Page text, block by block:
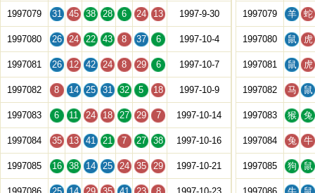
1997079 31 45 38 28 6 24 13 1997-9-30
1997080 26 24 22 43 8 37 6 1997-10-4
1997081 26 12 42 24 8 29 6 1997-10-7
1997082 8 14 25 31 32 5 18 1997-10-9
1997083 6 11 24 18 27 29 7 1997-10-14
1997084 35 13 41 21 7 27 38 1997-10-16
1997085 16 38 14 25 24 35 29 1997-10-21
1997079 羊 蛇
1997080 鼠 虎
1997081 鼠 虎
1997082 马 鼠
1997083 猴 兔
1997084 兔 牛
1997085 狗 鼠